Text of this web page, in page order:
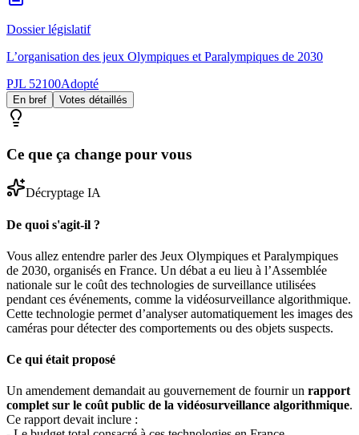
Dossier législatif
L’organisation des jeux Olympiques et Paralympiques de 2030
PJL 52100Adopté
En bref Votes détaillés
Ce que ça change pour vous
Décryptage IA
De quoi s'agit-il ?
Vous allez entendre parler des Jeux Olympiques et Paralympiques
de 2030, organisés en France. Un débat a eu lieu à l’Assemblée
nationale sur le coût des technologies de surveillance utilisées
pendant ces événements, comme la vidéosurveillance algorithmique.
Cette technologie permet d’analyser automatiquement les images des
caméras pour détecter des comportements ou des objets suspects.
Ce qui était proposé
Un amendement demandait au gouvernement de fournir un rapport
complet sur le coût public de la vidéosurveillance algorithmique.
Ce rapport devait inclure :